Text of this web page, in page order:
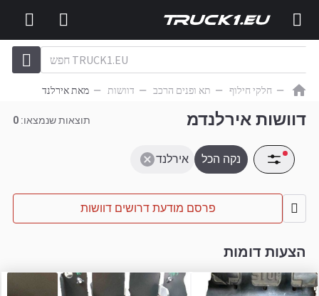
חלקי חילוף תא ופנים הרכב דוושות מאת אירלנד
דוושות אירלנדמ תוצאות שנמצאו: 0
אירלנד נקה הכל
פרסם מודעת דרושים דוושות
הצעות דומות